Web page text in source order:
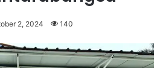
2, 2024 140